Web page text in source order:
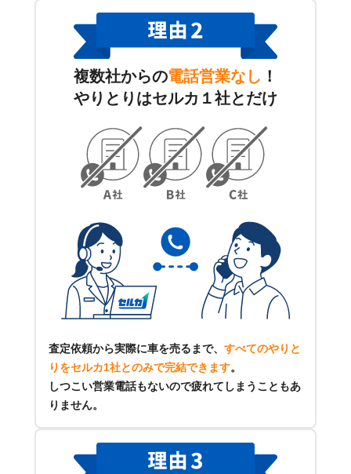
複数社からの電話営業なし ！
やりとりはセルカ１社とだけ
査定依頼から実際に車を売るまで、 すべてのやりと
りをセルカ1社とのみで完結できます。
しつこい営業電話もないので疲れてしまうこともあ
りません。